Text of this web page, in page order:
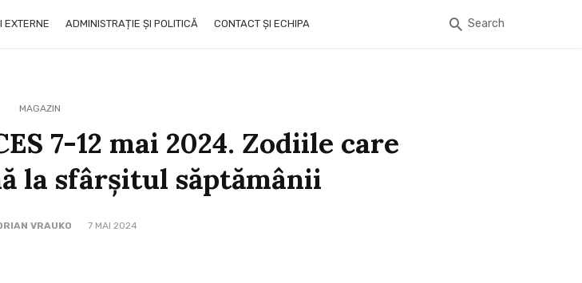
EXTERNE ADMINISTRAȚIE ȘI POLITICĂ CONTACT ȘI ECHIPA Search
MAGAZIN
7-12 mai 2024. Zodiile care
la sfârşitul săptămânii
VRAUKO 7 MAI 2024